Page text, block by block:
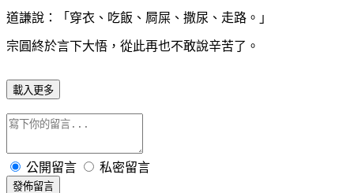
道謙說：「穿衣 、 吃飯、屙屎、撒尿、走路。」
宗圓終於言下大悟，從此再也不敢說辛苦了 。
載入更多
公開留言 私密留言
發佈留言